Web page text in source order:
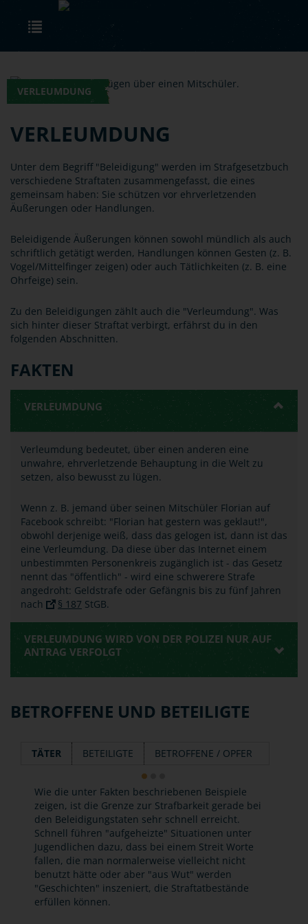
Skip to main content
VERLEUMDUNG
VERLEUMDUNG
Unter dem Begriff "Beleidigung" werden im Strafgesetzbuch
verschiedene Straftaten zusammengefasst, die eines
gemeinsam haben: Sie schützen vor ehrverletzenden
Äußerungen oder Handlungen.
Beleidigende Äußerungen können sowohl mündlich als auch
schriftlich getätigt werden, Handlungen können Gesten (z. B.
Vogel/Mittelfinger zeigen) oder auch Tätlichkeiten (z. B. eine
Ohrfeige) sein.
Zu den Beleidigungen zählt auch die "Verleumdung". Was
sich hinter dieser Straftat verbirgt, erfährst du in den
folgenden Abschnitten.
FAKTEN
VERLEUMDUNG
Verleumdung bedeutet, über einen anderen eine
unwahre, ehrverletzende Behauptung in die Welt zu
setzen, also bewusst zu lügen.
Wenn z. B. jemand über seinen Mitschüler Florian auf
Facebook schreibt: "Florian hat gestern was geklaut!",
obwohl derjenige weiß, dass das gelogen ist, dann ist das
eine Verleumdung. Da diese über das Internet einem
unbestimmten Personenkreis zugänglich ist - das Gesetz
nennt das "öffentlich" - wird eine schwerere Strafe
angedroht: Geldstrafe oder Gefängnis bis zu fünf Jahren
nach
§ 187 StGB.
VERLEUMDUNG WIRD VON DER POLIZEI NUR AUF
ANTRAG VERFOLGT
BETROFFENE UND BETEILIGTE
TÄTER BETEILIGTE BETROFFENE / OPFER
Wie die unter Fakten beschriebenen Beispiele
zeigen, ist die Grenze zur Strafbarkeit gerade bei
den Beleidigungstaten sehr schnell erreicht.
Schnell führen "aufgeheizte" Situationen unter
Jugendlichen dazu, dass bei einem Streit Worte
fallen, die man normalerweise vielleicht nicht
benutzt hätte oder aber "aus Wut" werden
"Geschichten" inszeniert, die Straftatbestände
erfüllen können.